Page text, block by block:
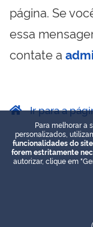
página. Se
essa
contate a
Ir para a
Para melhorar a
personalizados,
funcionalidades do
forem estritamente
autorizar, clique em